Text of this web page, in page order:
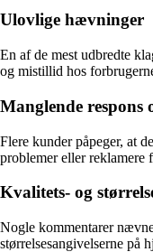
Ulovlige hævninger
En af de mest udbredte
og mistillid hos
Manglende respons
Flere kunder påpeger, at
problemer eller reklamere
Kvalitets- og
Nogle kommentarer
størrelsesangivelserne på